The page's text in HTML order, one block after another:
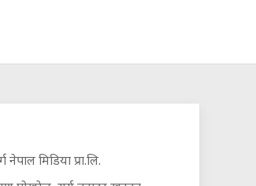
नेपाल मिडिया प्रा.लि.